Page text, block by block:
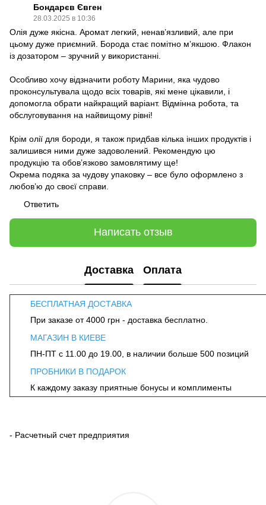
Бондарєв Євген
28.03.2025 в 10:36
Олія дуже якісна. Аромат легкий, ненав’язливий, але при
цьому дуже приємний. Борода стає помітно м’якшою. Флакон
із дозатором – зручний у використанні.
Особливо хочу відзначити роботу Марини, яка чудово
проконсультувала щодо всіх товарів, які мене цікавили, і
допомогла обрати найкращий варіант. Відмінна робота, та
обслуговування на найвищому рівні!
Крім олії для бороди, я також придбав кілька інших продуктів і
залишився ними дуже задоволений. Рекомендую цю
продукцію та обов’язково замовлятиму ще!
Окрема подяка за чудову упаковку – все було оформлено з
любов’ю до своєї справи.
Ответить
Написать отзыв
Доставка Оплата
БЕСПЛАТНАЯ ДОСТАВКА
При заказе от 4000 грн - доставка бесплатно.
МАГАЗИН В КИЕВЕ
ПН-ПТ с 11.00 до 19.00, в наличии больше 500 позиций
ПРОБНИКИ В ПОДАРОК
К каждому заказу приятные бонусы и комплименты
- Расчетный счет предприятия